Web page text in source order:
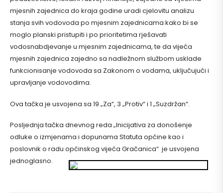
mjesnih zajednica do kraja godine uradi cjelovitu analizu
stanja svih vodovoda po mjesnim zajednicama kako bi se
moglo planski pristupiti i po prioritetima rješavati
vodosnabdjevanje u mjesnim zajednicama, te da vijeća
mjesnih zajednica zajedno sa nadležnom službom usklade
funkcionisanje vodovoda sa Zakonom o vodama, uključujući i
upravljanje vodovodima.
Ova tačka je usvojena sa 19 „Za“, 3 „Protiv“ i 1 „Suzdržan“.
Posljednja tačka dnevnog reda „Inicijativa za donošenje
odluke o izmjenama i dopunama Statuta općine kao i
poslovnik o radu općinskog vijeća Gračanica“ je usvojena
jednoglasno.